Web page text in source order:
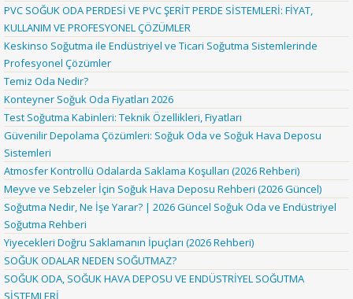
PVC SOĞUK ODA PERDESİ VE PVC ŞERİT PERDE SİSTEMLERİ: FİYAT,
KULLANIM VE PROFESYONEL ÇÖZÜMLER
Keskinso Soğutma ile Endüstriyel ve Ticari Soğutma Sistemlerinde
Profesyonel Çözümler
Temiz Oda Nedir?
Konteyner Soğuk Oda Fiyatları 2026
Test Soğutma Kabinleri: Teknik Özellikleri, Fiyatları
Güvenilir Depolama Çözümleri: Soğuk Oda ve Soğuk Hava Deposu
Sistemleri
Atmosfer Kontrollü Odalarda Saklama Koşulları (2026 Rehberi)
Meyve ve Sebzeler İçin Soğuk Hava Deposu Rehberi (2026 Güncel)
Soğutma Nedir, Ne İşe Yarar? | 2026 Güncel Soğuk Oda ve Endüstriyel
Soğutma Rehberi
Yiyecekleri Doğru Saklamanın İpuçları (2026 Rehberi)
SOĞUK ODALAR NEDEN SOĞUTMAZ?
SOĞUK ODA, SOĞUK HAVA DEPOSU VE ENDÜSTRİYEL SOĞUTMA
SİSTEMLERİ